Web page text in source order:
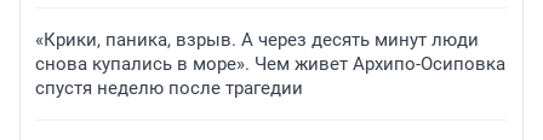
«Крики, паника, взрыв. А через десять минут люди
снова купались в море». Чем живет Архипо-Осиповка
спустя неделю после трагедии